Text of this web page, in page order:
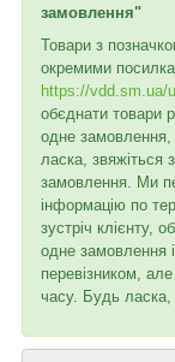
замовлення"
Товари з
окремими
https://vdd.sm.ua/
обєднати товари
одне замовлення,
ласка, звяжіться
замовлення. Ми
інформацію по
зустріч клієнту,
одне замовлення
перевізником,
часу. Будь ласка,